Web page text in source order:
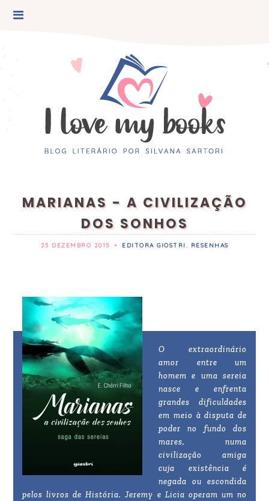
MARIANAS - A CIVILIZAÇÃO
DOS SONHOS
25 DEZEMBRO 2015 • EDITORA GIOSTRI, RESENHAS
O extraordinário
amor entre um
homem e uma sereia
nasce e enfrenta
grandes dificuldades
em meio à disputa de
poder no fundo dos
mares, numa
civilização amiga
cuja existência é
negada ou escondida
pelos livros de História. Jeremy e Licia operam um no